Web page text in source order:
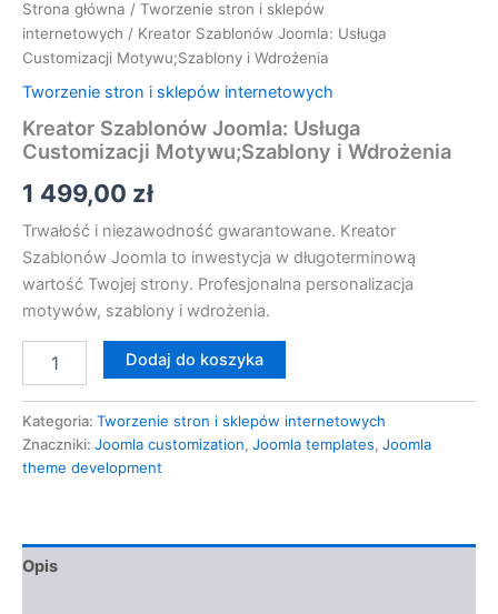
Strona główna / Tworzenie stron i sklepów
internetowych / Kreator Szablonów Joomla: Usługa
Customizacji Motywu;Szablony i Wdrożenia
Tworzenie stron i sklepów internetowych
Kreator Szablonów Joomla: Usługa
Customizacji Motywu;Szablony i Wdrożenia
1 499,00 zł
Trwałość i niezawodność gwarantowane. Kreator
Szablonów Joomla to inwestycja w długoterminową
wartość Twojej strony. Profesjonalna personalizacja
motywów, szablony i wdrożenia.
Dodaj do koszyka
Kategoria: Tworzenie stron i sklepów internetowych
Znaczniki: Joomla customization, Joomla templates, Joomla
theme development
Opis